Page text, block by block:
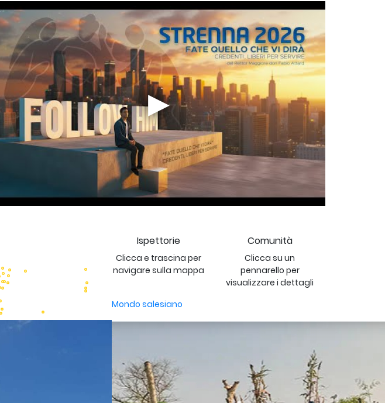
Ispettorie
Clicca e trascina per
navigare sulla mappa
Comunità
Clicca su un
pennarello per
visualizzare i dettagli
Mondo salesiano